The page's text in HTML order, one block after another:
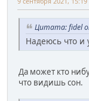
Цитата: fidel
Надеюсь что и
Да может кто
что видишь сон.